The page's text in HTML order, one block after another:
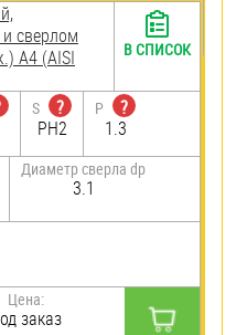
сверлом
A4 (AISI
S
?
PH2
P
?
1.3
Диаметр сверла dp
3.1
Цена:
заказ
В СПИСОК